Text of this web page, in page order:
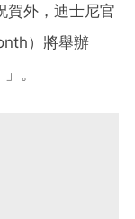
賀外，迪士尼官
）將舉辦
。